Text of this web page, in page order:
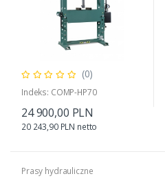
(0)
Indeks: COMP-HP70
24 900,00 PLN
20 243,90 PLN netto
Prasy hydrauliczne